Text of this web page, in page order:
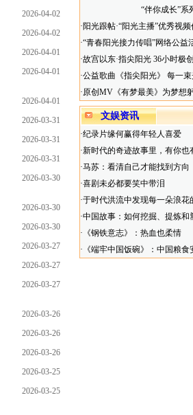
2026-04-02
2026-04-02
2026-04-01
2026-04-01
2026-04-01
2026-03-31
2026-03-31
2026-03-31
2026-03-30
2026-03-30
2026-03-30
2026-03-27
2026-03-27
2026-03-27
2026-03-26
2026-03-26
2026-03-26
2026-03-25
2026-03-25
“伴你成长”系
·阳光跟帖·“阳光主播”优秀视
·“青春阳光接力传唱”网络公益
·故宫以东·指尖阳光 36小时极
·公益歌曲《指尖阳光》 每一
·原创MV《有梦最美》为梦想
文娱资讯
·纪录片缘何赢得年轻人喜爱
·新时代的奇迹故事里，有你也
·马苏：看清自己才能找到方向
·喜剧未必都要笑中带泪
·于时代洪流中发现每一朵浪花
·中国故事：如何挖掘、提炼和
· 《钢铁意志》：热血也柔情
· 《端牢中国饭碗》：中国粮食